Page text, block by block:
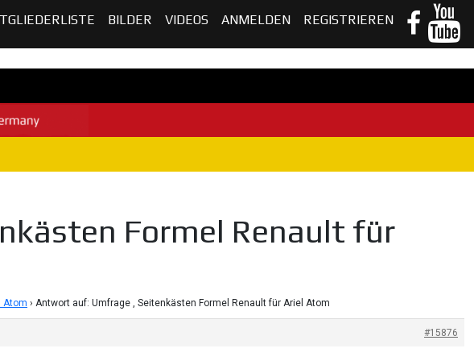
BILDER VIDEOS ANMELDEN REGISTRIEREN
Formel Renault für
Atom › Antwort auf: Umfrage , Seitenkästen Formel Renault für Ariel Atom
#15876